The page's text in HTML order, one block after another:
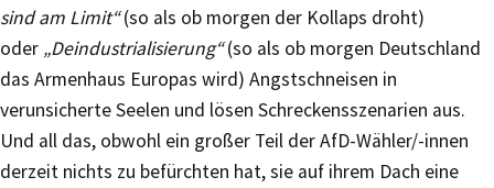
sind am Limit“(so als ob morgen der Kollaps droht)
oder „Deindustrialisierung“(so als ob morgen Deutschland
das Armenhaus Europas wird) Angstschneisen in
verunsicherte Seelen und lösen Schreckensszenarien aus.
Und all das, obwohl ein großer Teil der AfD-Wähler/-innen
derzeit nichts zu befürchten hat, sie auf ihrem Dach eine